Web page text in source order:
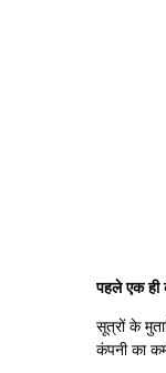
पहले एक ही
सूत्रों के
कंपनी का